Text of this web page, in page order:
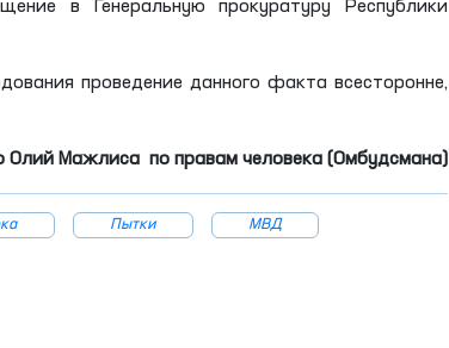
в Генеральную прокуратуру Республики
проведение данного факта всесторонне,
Олий Мажлиса по правам человека (Омбудсмана)
Пытки МВД